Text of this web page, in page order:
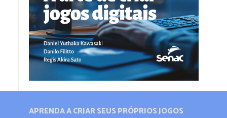
APRENDA A CRIAR SEUS PRÓPRIOS JOGOS